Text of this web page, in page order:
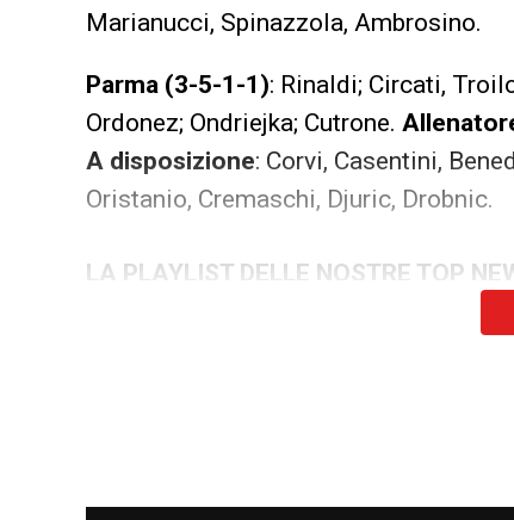
Marianucci, Spinazzola, Ambrosino.
Parma (3-5-1-1): Rinaldi; Circati,
Ordonez; Ondriejka; Cutrone.
A disposizione: Corvi, Casentini,
Oristanio, Cremaschi, Djuric, Drobnic.
LA PLAYLIST DELLE NOSTRE TOP